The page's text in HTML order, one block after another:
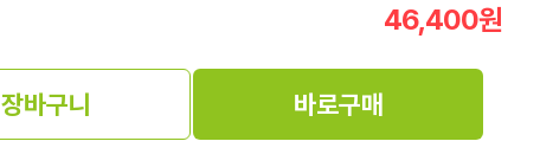
46,400원
장바구니 바로구매